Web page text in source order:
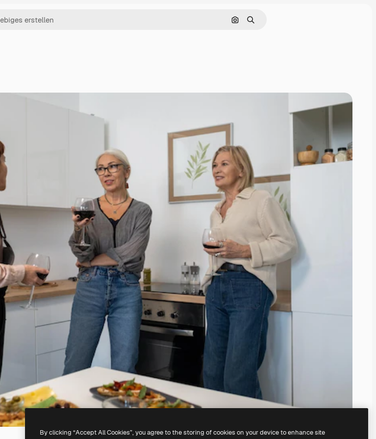
Nach Bild suchen
Suchen
By clicking “Accept All Cookies”, you agree to the storing of cookies on your device to enhance site